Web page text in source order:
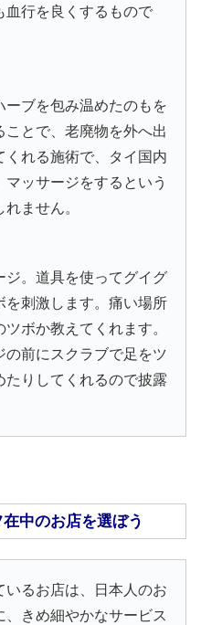
血行を良くするもので
ブを包み温めたのもを
とで、老廃物を外へ出
くれる施術で、タイ国内
ッサージをするという
ません。
ジ。道具を使ってグイグ
を刺激します。痛い場所
ボか教えてくれます。
の前にスクラブで足をツ
たりしてくれるので披露
中のお店を選ぼう
いるお店は、日本人のお
きめ細やかなサービス